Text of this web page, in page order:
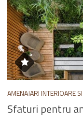
AMENAJARI INTERIOARE
Sfaturi pentru